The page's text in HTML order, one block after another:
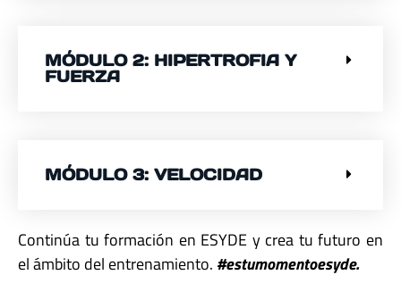
MÓDULO 2: HIPERTROFIA Y
FUERZA
MÓDULO 3: VELOCIDAD
Continúa tu formación en ESYDE y crea tu futuro en
el ámbito del entrenamiento. #estumomentoesyde.